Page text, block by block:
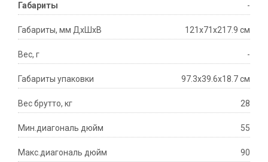
Габариты -
Габариты, мм ДхШхВ 121x71x217.9 см
Вес, г -
Габариты упаковки 97.3x39.6x18.7 см
Вес брутто, кг 28
Мин.диагональ дюйм 55
Макс.диагональ дюйм 90